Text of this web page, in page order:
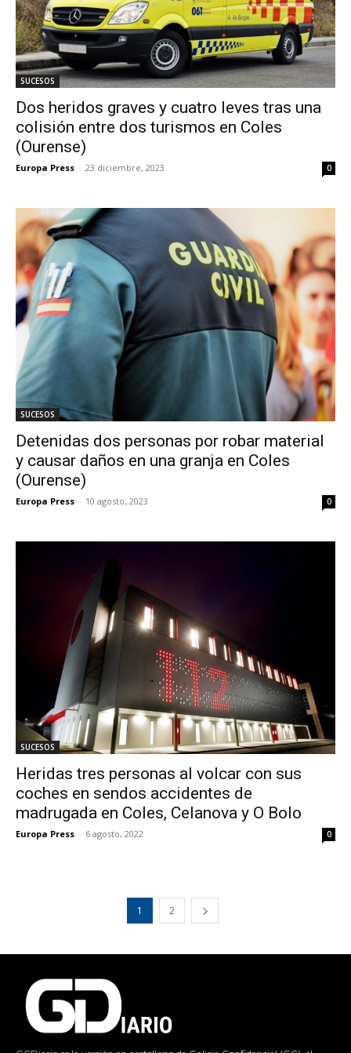
SUCESOS
Dos heridos graves y cuatro leves tras una
colisión entre dos turismos en Coles
(Ourense)
Europa Press - 23 diciembre, 2023 0
SUCESOS
Detenidas dos personas por robar material
y causar daños en una granja en Coles
(Ourense)
Europa Press - 10 agosto, 2023 0
SUCESOS
Heridas tres personas al volcar con sus
coches en sendos accidentes de
madrugada en Coles, Celanova y O Bolo
Europa Press - 6 agosto, 2022 0
1 2